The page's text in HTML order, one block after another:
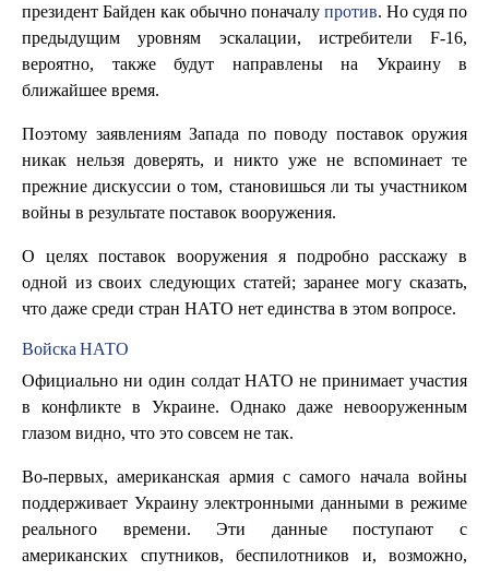
президент Байден как обычно поначалу против. Но судя по
предыдущим уровням эскалации, истребители F-16,
вероятно, также будут направлены на Украину в
ближайшее время.
Поэтому заявлениям Запада по поводу поставок оружия
никак нельзя доверять, и никто уже не вспоминает те
прежние дискуссии о том, становишься ли ты участником
войны в результате поставок вооружения.
О целях поставок вооружения я подробно расскажу в
одной из своих следующих статей; заранее могу сказать,
что даже среди стран НАТО нет единства в этом вопросе.
Войска НАТО
Официально ни один солдат НАТО не принимает участия
в конфликте в Украине. Однако даже невооруженным
глазом видно, что это совсем не так.
Во-первых, американская армия с самого начала войны
поддерживает Украину электронными данными в режиме
реального времени. Эти данные поступают с
американских спутников, беспилотников и, возможно,